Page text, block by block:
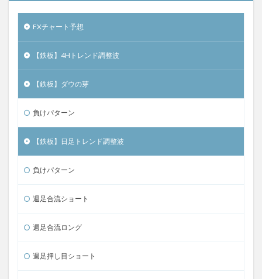
FXチャート予想
【鉄板】4Hトレンド調整波
【鉄板】ダウの芽
負けパターン
【鉄板】日足トレンド調整波
負けパターン
週足合流ショート
週足合流ロング
週足押し目ショート